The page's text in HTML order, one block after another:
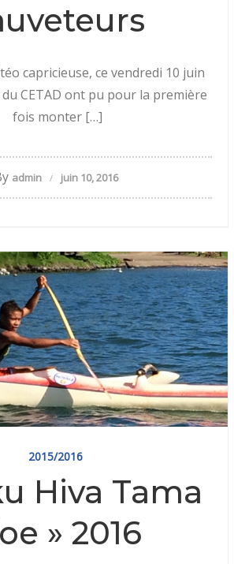
capricieuse, ce vendredi 10 juin
du CETAD ont pu pour la première
fois monter […]
admin juin 10, 2016
2015/2016
Hiva Tama
» 2016